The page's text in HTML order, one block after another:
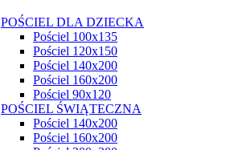
POŚCIEL DLA DZIECKA
Pościel 100x135
Pościel 120x150
Pościel 140x200
Pościel 160x200
Pościel 90x120
POŚCIEL ŚWIĄTECZNA
Pościel 140x200
Pościel 160x200